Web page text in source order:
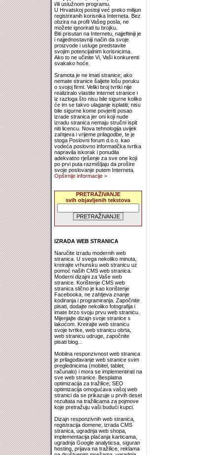
i/ili uslužnom programu.
U Hrvatskoj postoji već preko milijun
registriranih korisnika Interneta. Bez
obzira na profil Vašeg posla, ne
možete ignorirati tu brojku.
Biti prisutan na Internetu, najjeftiniji je
i najjednostavniji način da svoje
proizvode i usluge predstavite
svojim potencijalnim korisnicima.
Ako to ne učinite Vi, Vaši konkurenti
svakako hoće.
Sramota je ne imati stranice; ako
nemate stranice šaljete lošu poruku
o svojoj firmi. Veliki broj tvrtki nije
realiziralo vlastite internet stranice i
iz razloga što nisu bile sigurne koliko
će im se takvo ulaganje isplatiti; nisu
bile sigurne kome povjeriti posao
izrade stranica jer oni koji nude
izradu stranica nemaju stručni ispit
niti licencu. Nova tehnologija uvijek
zahtjeva i vrijeme prilagodbe, te je
stoga Poslovni forum d.o.o. kao
vodeća poslovno informatička tvrtka
napravila iskorak i ponudila
adekvatno rješenje za sve one koji
po prvi puta razmišljaju da prošire
svoje poslovanje putem Interneta.
Opširnije informacije >
PRETRAŽIVANJE
svih objavljenih tekstova
IZRADA WEB STRANICA
Naručite izradu modernih web
stranica. U svega nekoliko minuta,
kreirajte vrhunsku web stranicu uz
pomoć naših CMS web stranica.
Moderni dizajni za Vaše web
stranice. Korištenje CMS web
stranica slično je kao korištenje
Facebooka, ne zahtjeva znanje
kodiranja i programiranja. Započnite
pisati, dodajte nekoliko fotografija i
imate brzo svoju prvu web stranicu.
Mijenjajte dizajn svoje stranice s
lakoćom. Kreirajte web stranicu
svoje tvrtke, web stranicu obrta,
web stranicu udruge, započnite
pisati blog...
Mobilna responzivnost web stranica
je prilagođavanje web stranice svim
preglednicima (mobitel, tablet,
računalo) i mora se implementirati na
sve web stranice. Besplatna
optimizacija za tražilice; SEO
optimizacija omogućava vašoj web
stranici da se prikazuje u prvih deset
rezultata na tražilicama za pojmove
koje pretražuju vaši budući kupci.
Dizajn responzivnih web stranica,
registracija domene, izrada CMS
stranica, ugradnja web shopa,
implementacija plaćanja karticama,
ugradnja Google analyticsa, siguran
hosting, prijava na tražilice, reklama